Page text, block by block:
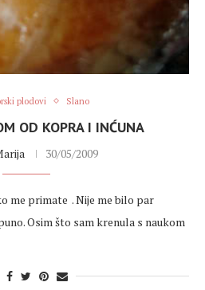
plodovi Slano
OD KOPRA I INĆUNA
30/05/2009
me primate . Nije me bilo par
Osim što sam krenula s naukom